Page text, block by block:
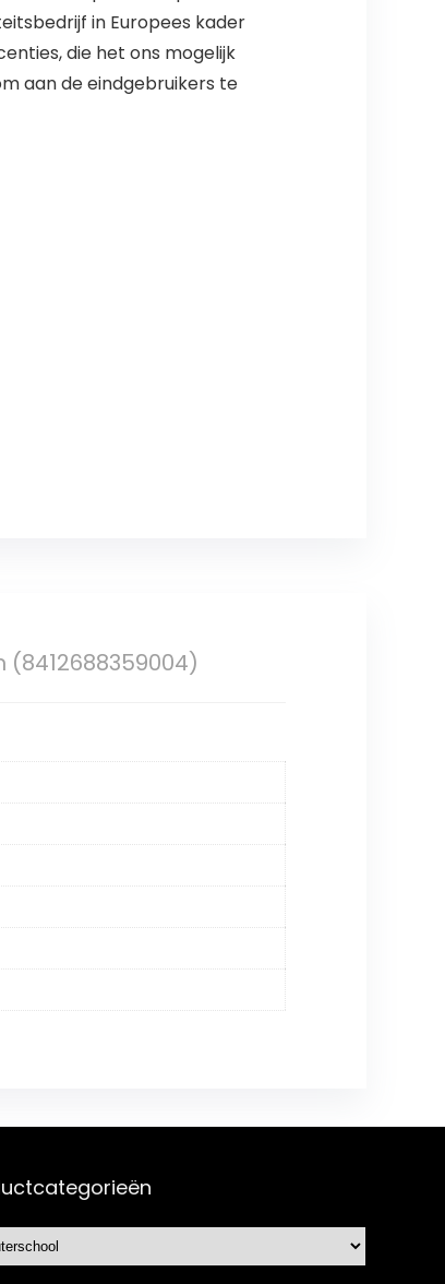
in Europees kader
die het ons mogelijk
aan de eindgebruikers te